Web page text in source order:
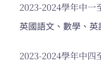
2023-2024學年中一
英國語文、數學、
2023-2024學年中四